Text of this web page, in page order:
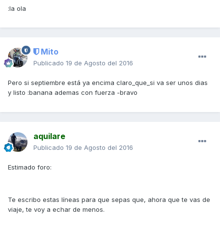
:la ola
Mito
Publicado 19 de Agosto del 2016
Pero si septiembre está ya encima claro_que_si va ser unos dias
y listo :banana ademas con fuerza -bravo
aquilare
Publicado 19 de Agosto del 2016
Estimado foro:
Te escribo estas líneas para que sepas que, ahora que te vas de
viaje, te voy a echar de menos.